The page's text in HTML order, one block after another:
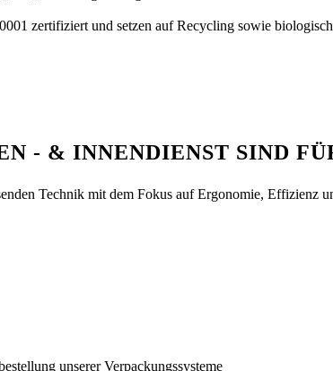
zertifiziert und setzen auf Recycling sowie
- & INNENDIENST SIND
Technik mit dem Fokus auf Ergonomie,
unserer Verpackungssysteme